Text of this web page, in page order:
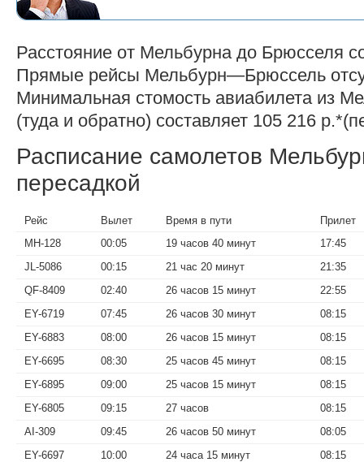
Расстояние от Мельбурна до Брюсселя
Прямые рейсы Мельбурн—Брюссель
Минимальная стомость авиабилета из
(туда и обратно) составляет 105 216
Расписание самолетов
пересадкой
Рейс Вылет Время в пути
Прилет
MH-128
00:05 19 часов 40 минут
17:45
JL-5086
00:15 21 час 20 минут
21:35
QF-8409
02:40 26 часов 15 минут
22:55
EY-6719
07:45 26 часов 30 минут
08:15
EY-6883
08:00 26 часов 15 минут
08:15
EY-6695
08:30 25 часов 45 минут
08:15
EY-6895
09:00 25 часов 15 минут
08:15
EY-6805
09:15 27 часов
08:15
AI-309
09:45 26 часов 50 минут
08:05
EY-6697
10:00 24 часа 15 минут
08:15